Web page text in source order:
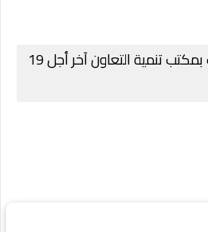
مباراة توظيف 12 منصب بمكتب تنمية التعاون آخر أجل 19